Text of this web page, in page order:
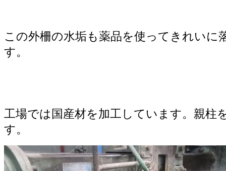
この外柵の水垢も薬品を使ってきれいに
す。
工場では国産材を加工しています。親柱
す。